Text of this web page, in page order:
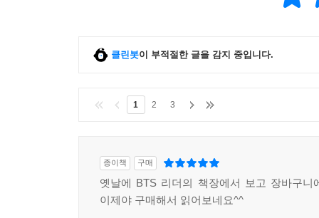
클린봇이 부적절한 글을 감지 중입니다.
1 2 3
종이책 구매
옛날에 BTS 리더의 책장에서 보고 장바구니
이제야 구매해서 읽어보네요^^